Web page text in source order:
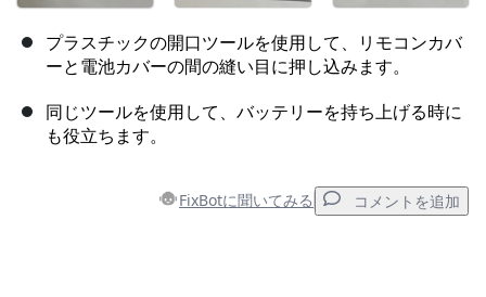
プラスチックの開口ツールを使用して、リモコンカバ
ーと電池カバーの間の縫い目に押し込みます。
同じツールを使用して、バッテリーを持ち上げる時に
も役立ちます。
FixBotに聞いてみる コメントを追加